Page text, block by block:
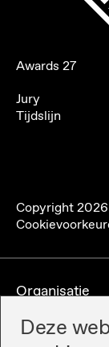
Awards 27
Jury
Tijdslijn
Copyright2026
Organisatie
Deze